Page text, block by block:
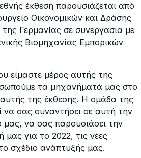
έκθεση παρουσιάζεται από
Οικονομικών και Δράσης
Γερμανίας σε συνεργασία με
Βιομηχανίας Εμπορικών
είμαστε μέρος αυτής της
τα μηχανήματά μας στο
αυτής της έκθεσης. Η ομάδα της
να σας συναντήσει σε αυτή την
μας, να σας παρουσιάσει την
για το 2022, τις νέες
σχέδιο ανάπτυξής μας.